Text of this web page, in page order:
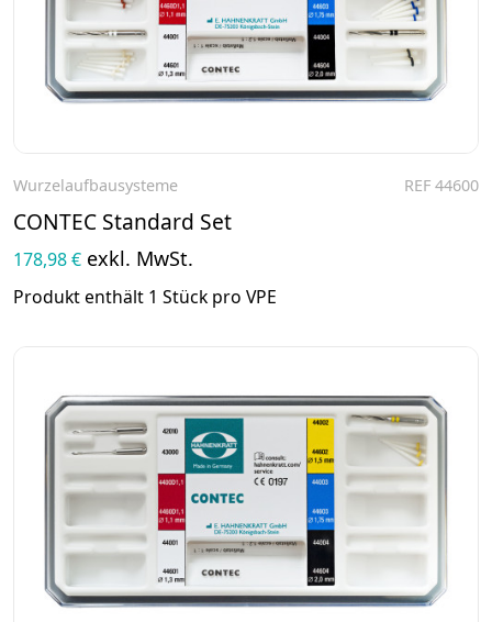
Wurzelaufbausysteme REF 44600
CONTEC Standard Set
178,98 € exkl. MwSt.
Produkt enthält 1 Stück pro VPE